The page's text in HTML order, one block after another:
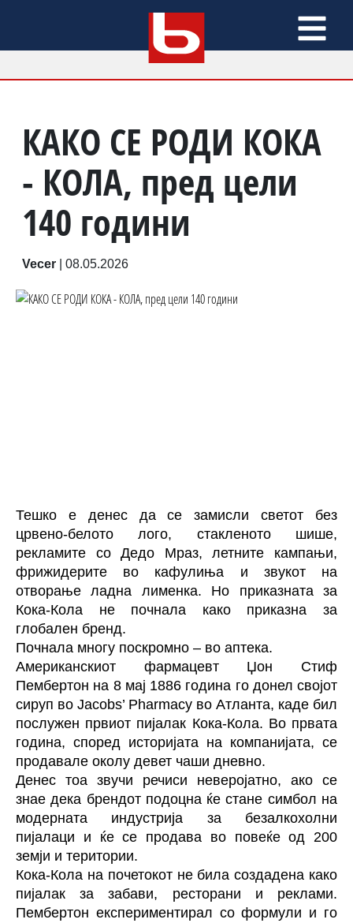
КАКО СЕ РОДИ КОКА
- КОЛА, пред цели
140 години
Vecer 08.05.2026
Тешко е денес да се замисли светот без
црвено-белото лого, стакленото шише,
рекламите со Дедо Мраз, летните кампањи,
фрижидерите во кафулиња и звукот на
отворање ладна лименка. Но приказната за
Кока-Кола не почнала како приказна за
глобален бренд.
Почнала многу поскромно – во аптека.
Американскиот фармацевт Џон Стиф
Пембертон на 8 мај 1886 година го донел својот
сируп во Jacobs’ Pharmacy во Атланта, каде бил
послужен првиот пијалак Кока-Кола. Во првата
година, според историјата на компанијата, се
продавале околу девет чаши дневно.
Денес тоа звучи речиси неверојатно, ако се
знае дека брендот подоцна ќе стане симбол на
модерната индустрија за безалкохолни
пијалаци и ќе се продава во повеќе од 200
земји и територии.
Кока-Кола на почетокот не била создадена како
пијалак за забави, ресторани и реклами.
Пембертон експериментирал со формули и го